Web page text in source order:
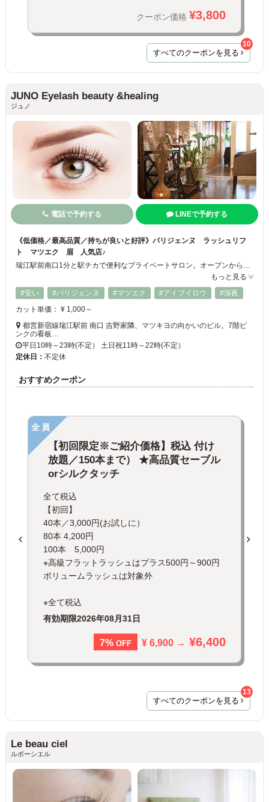
クーポン価格 ¥3,800
すべてのクーポンを見る
10
JUNO Eyelash beauty &healing
ジュノ
電話で予約する LINEで予約する
《低価格／最高品質／持ちが良いと好評》パリジェンヌ ラッシュリフ
ト マツエク 眉 人気店♪
もっと見る
#安い
#パリジェンヌ #マツエク #アイブイロウ
#深夜
カット単価： ¥ 1,000～
都営新宿線瑞江駅前 南口 吉野家隣、マツキヨの向かいのビル。7階ピ
ンクの看板…
平日10時～23時(不定） 土日祝11時～22時(不定）
定休日： 不定休
おすすめクーポン
全員
【初回限定※ご紹介価格】税込 付け
放題／150本まで） ★高品質セーブル
orシルクタッチ
全て税込
【初回】
40本／3,000円(お試しに）
80本 4,200円
100本 5,000円
※高級フラットラッシュはプラス500円～900円
ボリュームラッシュは対象外
※全て税込
有効期限2026年08月31日
7% OFF ¥ 6,900 → ¥6,400
すべてのクーポンを見る
13
Le beau ciel
ルボーシエル